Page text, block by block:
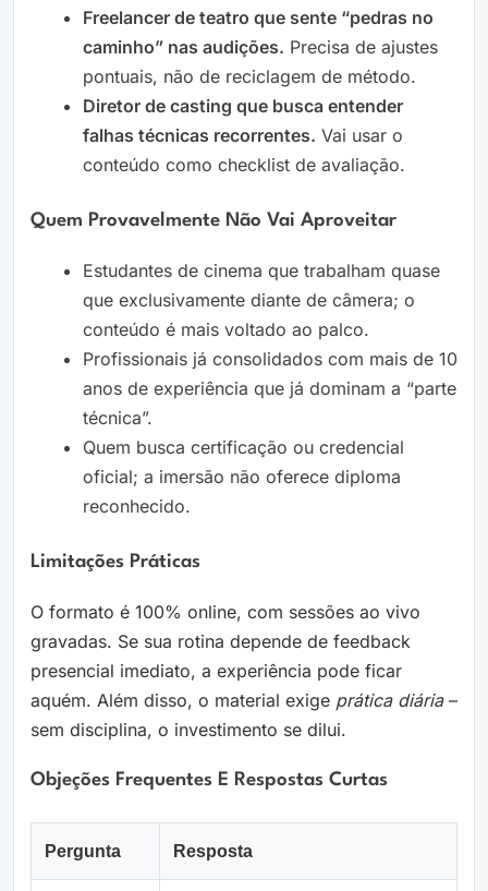
Freelancer de teatro que sente “pedras no
caminho” nas audições. Precisa de ajustes
pontuais, não de reciclagem de método.
Diretor de casting que busca entender
falhas técnicas recorrentes. Vai usar o
conteúdo como checklist de avaliação.
Quem Provavelmente Não Vai Aproveitar
Estudantes de cinema que trabalham quase
que exclusivamente diante de câmera; o
conteúdo é mais voltado ao palco.
Profissionais já consolidados com mais de 10
anos de experiência que já dominam a “parte
técnica”.
Quem busca certificação ou credencial
oficial; a imersão não oferece diploma
reconhecido.
Limitações Práticas
O formato é 100% online, com sessões ao vivo
gravadas. Se sua rotina depende de feedback
presencial imediato, a experiência pode ficar
aquém. Além disso, o material exige prática diária–
sem disciplina, o investimento se dilui.
Objeções Frequentes E Respostas Curtas
Pergunta Resposta